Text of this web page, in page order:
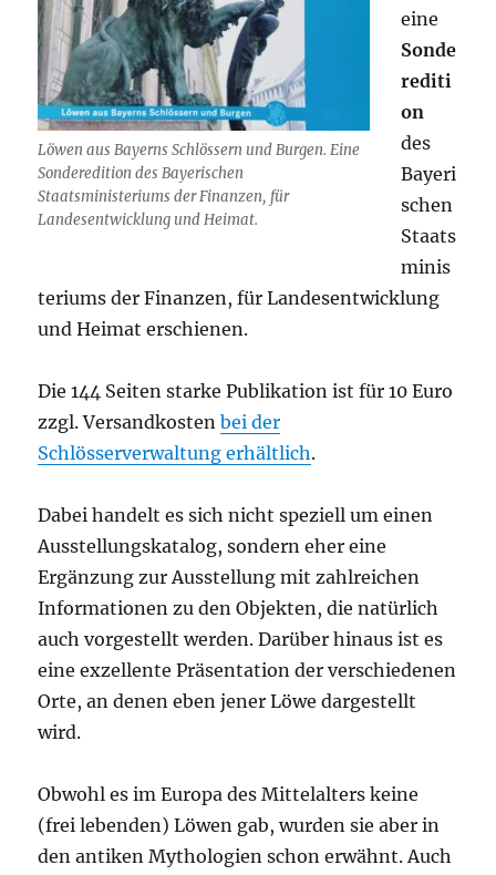
Löwen aus Bayerns Schlössern und Burgen. Eine
Sonderedition des Bayerischen
Staatsministeriums der Finanzen, für
Landesentwicklung und Heimat.
eine
Sonde
rediti
on
des
Bayeri
schen
Staats
minis
teriums der Finanzen, für Landesentwicklung
und Heimat erschienen.
Die 144 Seiten starke Publikation ist für 10 Euro
zzgl. Versandkostenbei der
Schlösserverwaltung erhältlich.
Dabei handelt es sich nicht speziell um einen
Ausstellungskatalog, sondern eher eine
Ergänzung zur Ausstellung mit zahlreichen
Informationen zu den Objekten, die natürlich
auch vorgestellt werden. Darüber hinaus ist es
eine exzellente Präsentation der verschiedenen
Orte, an denen eben jener Löwe dargestellt
wird.
Obwohl es im Europa des Mittelalters keine
(frei lebenden) Löwen gab, wurden sie aber in
den antiken Mythologien schon erwähnt. Auch